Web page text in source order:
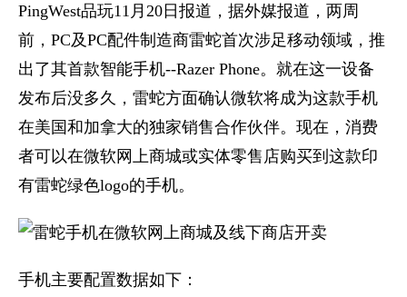
PingWest品玩11月20日报道，据外媒报道，两周
前，PC及PC配件制造商雷蛇首次涉足移动领域，推
出了其首款智能手机--Razer Phone。就在这一设备
发布后没多久，雷蛇方面确认微软将成为这款手机
在美国和加拿大的独家销售合作伙伴。现在，消费
者可以在微软网上商城或实体零售店购买到这款印
有雷蛇绿色logo的手机。
手机主要配置数据如下：